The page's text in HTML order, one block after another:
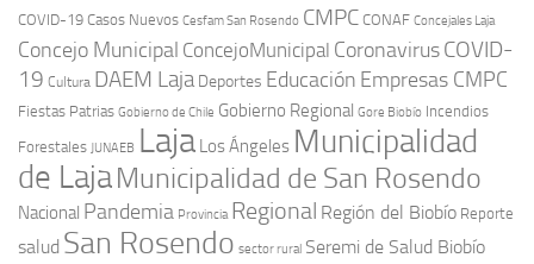
COVID-19 Casos Nuevos Cesfam San Rosendo CMPC CONAF Concejales Laja
Concejo Municipal ConcejoMunicipal CoronavirusCOVID-
19 Cultura DAEM Laja Deportes Educación Empresas CMPC
Fiestas Patrias Gobierno de Chile Gobierno Regional Gore Biobío Incendios
Forestales JUNAEB Laja Los Ángeles Municipalidad
de LajaMunicipalidad de San Rosendo
Nacional Pandemia Provincia Regional Región del Biobío Reporte
salud San Rosendo sector rural Seremi de Salud Biobío